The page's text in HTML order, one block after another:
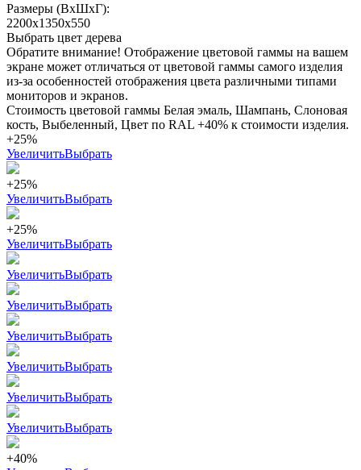
Размеры (ВхШхГ):
2200x1350x550
Выбрать цвет дерева
Обратите внимание! Отображение цветовой гаммы на вашем
экране может отличаться от цветовой гаммы самого изделия
из-за особенностей отображения цвета различными типами
мониторов и экранов.
Стоимость цветовой гаммы Белая эмаль, Шампань, Слоновая
кость, Выбеленный, Цвет по RAL +40% к стоимости изделия.
+25%
УвеличитьВыбрать
+25%
УвеличитьВыбрать
+25%
УвеличитьВыбрать
УвеличитьВыбрать
УвеличитьВыбрать
УвеличитьВыбрать
УвеличитьВыбрать
УвеличитьВыбрать
УвеличитьВыбрать
+40%